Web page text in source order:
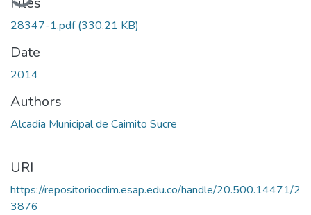
28347-1.pdf(330.21 KB)
Date
2014
Authors
Alcadia Municipal de Caimito Sucre
URI
https://repositoriocdim.esap.edu.co/handle/20.500.14471/2
3876